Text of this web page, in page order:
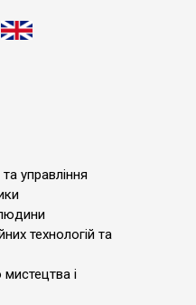
управління
технологій та
і